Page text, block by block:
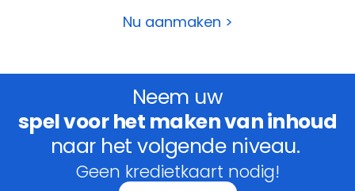
Nu aanmaken >
Neem uw
spel voor het maken van inhoud
naar het volgende niveau.
Geen kredietkaart nodig!